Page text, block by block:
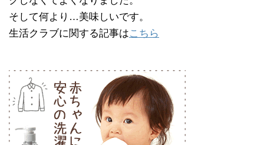
そして何より…美味しいです。
生活クラブに関する記事はこちら